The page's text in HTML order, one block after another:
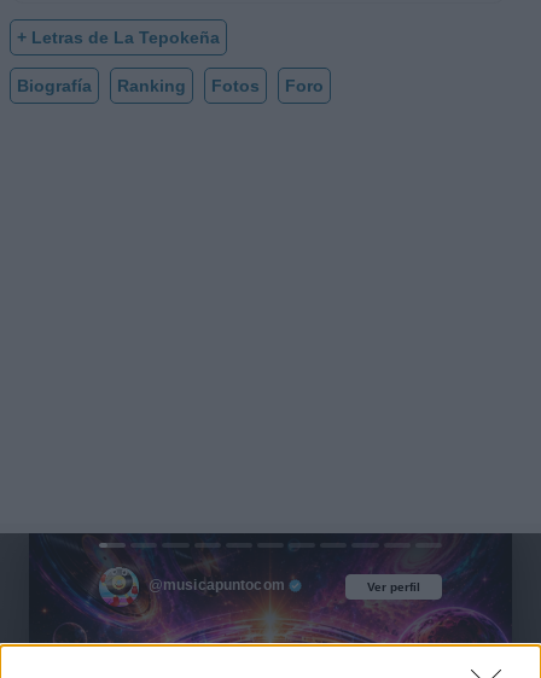
+ Letras de La Tepokeña
Biografía Ranking Fotos Foro
Ver perfil
@musicapuntocom Ver perfil